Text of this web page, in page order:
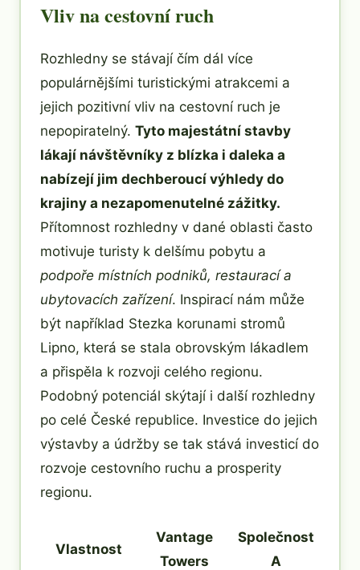
Vliv na cestovní ruch
Rozhledny se stávají čím dál více
populárnějšími turistickými atrakcemi a
jejich pozitivní vliv na cestovní ruch je
nepopiratelný. Tyto majestátní stavby
lákají návštěvníky z blízka i daleka a
nabízejí jim dechberoucí výhledy do
krajiny a nezapomenutelné zážitky.
Přítomnost rozhledny v dané oblasti často
motivuje turisty k delšímu pobytu a
podpoře místních podniků, restaurací a
ubytovacích zařízení. Inspirací nám může
být například Stezka korunami stromů
Lipno, která se stala obrovským lákadlem
a přispěla k rozvoji celého regionu.
Podobný potenciál skýtají i další rozhledny
po celé České republice. Investice do jejich
výstavby a údržby se tak stává investicí do
rozvoje cestovního ruchu a prosperity
regionu.
Vlastnost
Vantage
Towers
Společnost
A